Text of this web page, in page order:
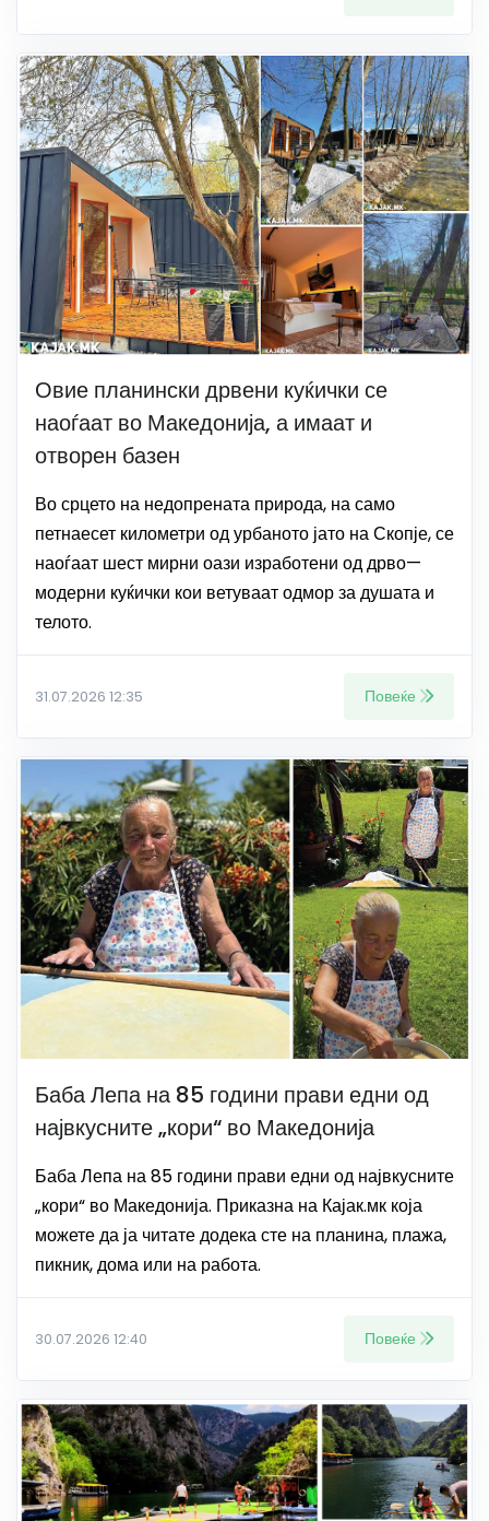
Овие планински дрвени куќички се
наоѓаат во Македонија, а имаат и
отворен базен
Во срцето на недопрената природа, на само
петнаесет километри од урбаното јато на Скопје, се
наоѓаат шест мирни оази изработени од дрво—
модерни куќички кои ветуваат одмор за душата и
телото.
31.07.2026 12:35 Повеќе
Баба Лепа на 85 години прави едни од
највкусните „кори“ во Македонија
Баба Лепа на 85 години прави едни од највкусните
„кори“ во Македонија. Приказна на Кајак.мк која
можете да ја читате додека сте на планина, плажа,
пикник, дома или на работа.
30.07.2026 12:40 Повеќе